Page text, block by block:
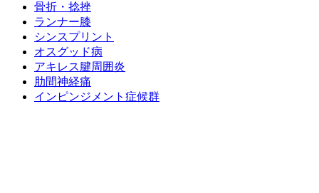
骨折・捻挫
ランナー膝
シンスプリント
オスグッド病
アキレス腱周囲炎
肋間神経痛
インピンジメント症候群